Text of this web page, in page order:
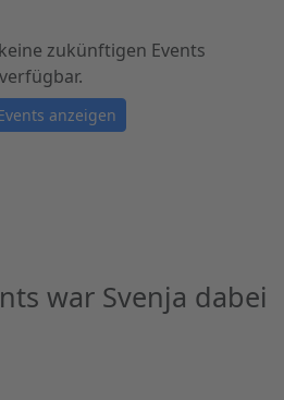
zukünftigen Events
verfügbar.
anzeigen
war Svenja dabei